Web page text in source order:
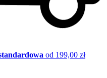
od 199,00 zł